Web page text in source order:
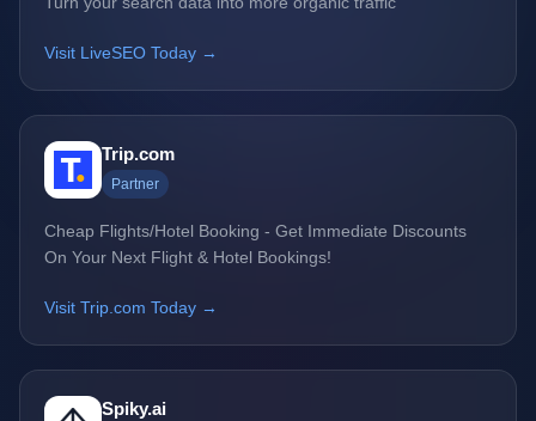
Visit LiveSEO Today →
Trip.com
Partner
Cheap Flights/Hotel Booking - Get Immediate Discounts
On Your Next Flight & Hotel Bookings!
Visit Trip.com Today →
Spiky.ai